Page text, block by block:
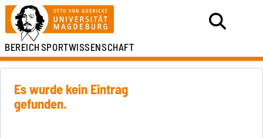
BEREICHSPORTWISSENSCHAFT
Es wurde kein Eintrag
gefunden.